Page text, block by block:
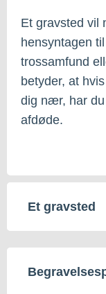
Et gravsted vil
hensyntagen
trossamfund
betyder, at
dig nær, har
afdøde.
Et gravsted